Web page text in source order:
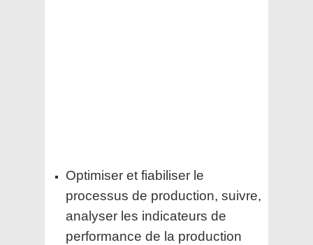
Optimiser et fiabiliser le
processus de production, suivre,
analyser les indicateurs de
performance de la production